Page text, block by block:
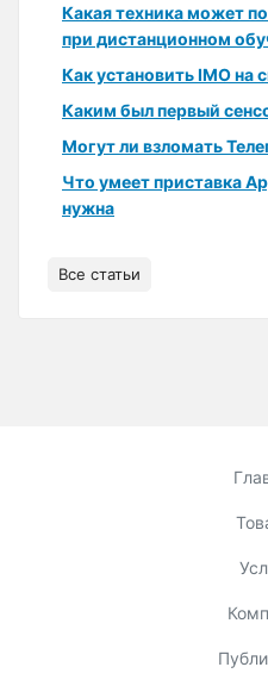
Какая техника может
при дистанционном
Как установить IMO на
Каким был первый
Могут ли взломать
Что умеет приставка
нужна
Все статьи